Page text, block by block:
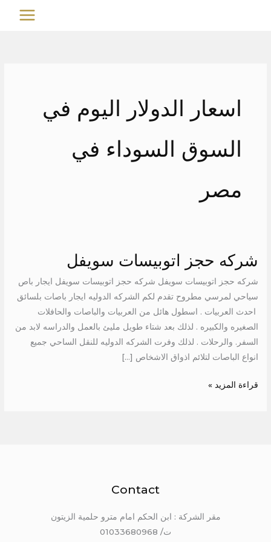
MAIN
اسعار الدولار اليوم في
السوق السوداء في
مصر
شركه حجز اتوبيسات سويفل
شركه حجز اتوبيسات سويفل شركه حجز اتوبيسات سويفل ايجار باص
سياحي لمرسي مطروح تقدم لكم الشركه الدوليه ايجار باصات بلسائق
احدث العربيات . اسطول هائل من العربيات والباصات والحافلات
الصغيره والكبيره . لذلك بعد شتاء طويل مليئ بالعمل والدراسه لابد من
السفر. والرحلات . لذلك وفرت الشركه الدوليه للنقل الساحي جميع
انواع الباصات لتلائم اذواق الاشخاص […]
شركه
اتوبيسات
سويفل
قراءة المزيد »
Contact
مقر الشركة : ابن الحكم امام مترو حلمية الزيتون
ت/ 01033680968